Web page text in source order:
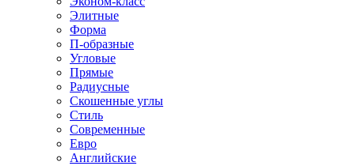
Элитные
Форма
П-образные
Угловые
Прямые
Радиусные
Скошенные углы
Стиль
Современные
Евро
Английские